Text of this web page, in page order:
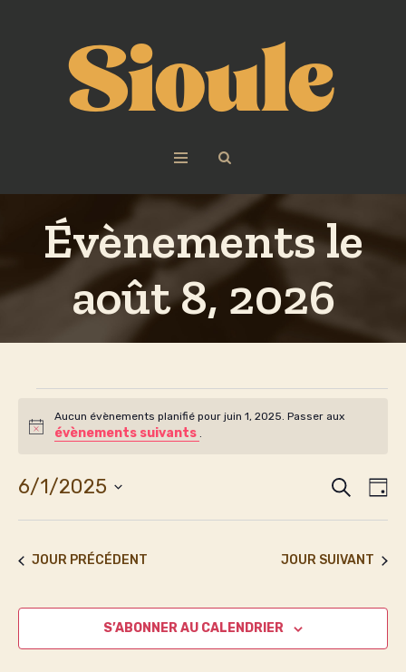
Évènements le
août 8, 2026
Évènements
for
juin
1,
2025
Notice
Aucun évènements planifié pour juin 1, 2025. Passer aux
évènements suivants.
et
de
de
6/1/2025
date.
JOUR PRÉCÉDENT JOUR SUIVANT
S’ABONNER AU CALENDRIER